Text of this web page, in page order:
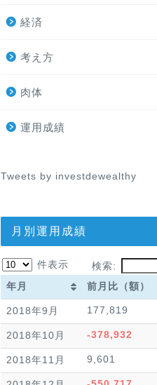
経済
考え方
肉体
運用成績
Tweets by investdewealthy
月別運用成績
件表示
検索:
年月
前月比（額）
年月
前月比（額）
2018年9月 177,819
2018年10月 -378,932
2018年11月 9,601